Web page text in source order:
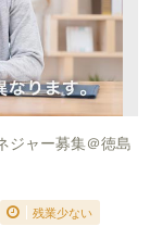
ジャー募集＠徳島
残業少ない